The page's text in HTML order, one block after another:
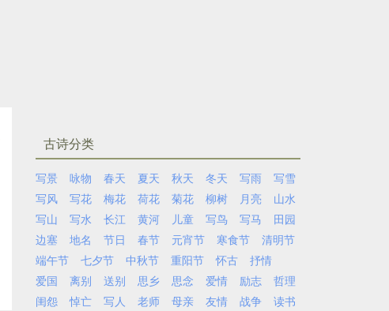
古诗分类
写景 咏物 春天 夏天 秋天 冬天 写雨
写雪
写风
写花 梅花 荷花 菊花 柳树 月亮
山水
写山
写水 长江 黄河 儿童 写鸟 写马
田园
边塞
地名 节日 春节 元宵节 寒食节
清明节
端午节
七夕节 中秋节 重阳节 怀古
抒情
爱国
离别 送别 思乡 思念 爱情 励志
哲理
闺怨
悼亡 写人 老师 母亲 友情 战争
读书